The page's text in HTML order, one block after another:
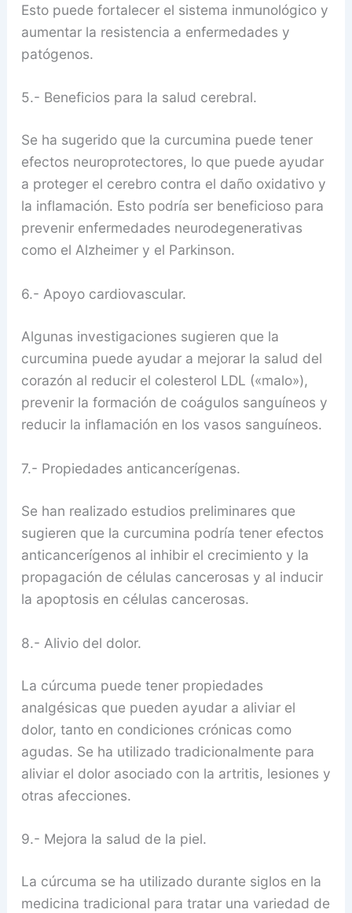
Esto puede fortalecer el sistema inmunológico y
aumentar la resistencia a enfermedades y
patógenos.
5.- Beneficios para la salud cerebral.
Se ha sugerido que la curcumina puede tener
efectos neuroprotectores, lo que puede ayudar
a proteger el cerebro contra el daño oxidativo y
la inflamación. Esto podría ser beneficioso para
prevenir enfermedades neurodegenerativas
como el Alzheimer y el Parkinson.
6.- Apoyo cardiovascular.
Algunas investigaciones sugieren que la
curcumina puede ayudar a mejorar la salud del
corazón al reducir el colesterol LDL («malo»),
prevenir la formación de coágulos sanguíneos y
reducir la inflamación en los vasos sanguíneos.
7.- Propiedades anticancerígenas.
Se han realizado estudios preliminares que
sugieren que la curcumina podría tener efectos
anticancerígenos al inhibir el crecimiento y la
propagación de células cancerosas y al inducir
la apoptosis en células cancerosas.
8.- Alivio del dolor.
La cúrcuma puede tener propiedades
analgésicas que pueden ayudar a aliviar el
dolor, tanto en condiciones crónicas como
agudas. Se ha utilizado tradicionalmente para
aliviar el dolor asociado con la artritis, lesiones y
otras afecciones.
9.- Mejora la salud de la piel.
La cúrcuma se ha utilizado durante siglos en la
medicina tradicional para tratar una variedad de